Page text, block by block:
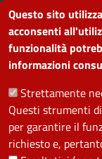
Questo sito
acconsenti
funzionalità
informazioni
Strettamente
Questi strumenti
per garantire il
richiesto e,
Facebook
Instagram
YouTube
Useful
La Privacy nel
PRIVACY